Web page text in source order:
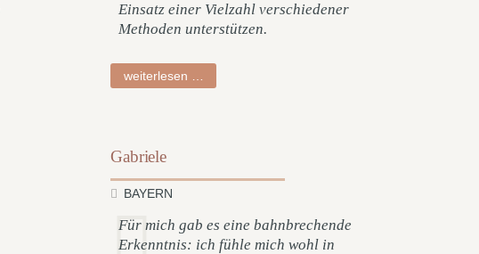
Einsatz einer Vielzahl verschiedener
Methoden unterstützen.
weiterlesen …
Gabriele
BAYERN
Für mich gab es eine bahnbrechende
Erkenntnis: ich fühle mich wohl in